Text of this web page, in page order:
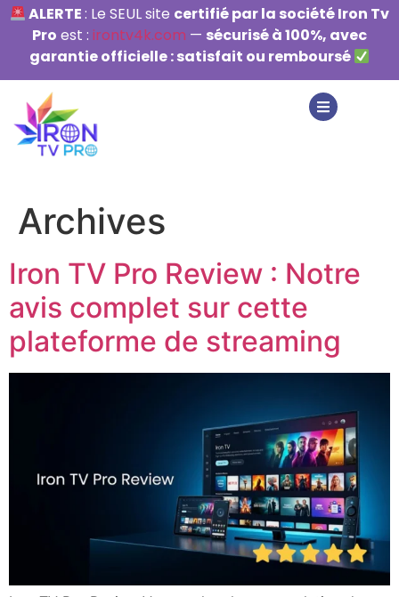
ALERTE: Le SEUL site certifié par la société Iron Tv
Pro est : irontv4k.com — sécurisé à 100%, avec
garantie officielle : satisfait ou remboursé
Archives
Iron TV Pro Review : Notre
avis complet sur cette
plateforme de streaming